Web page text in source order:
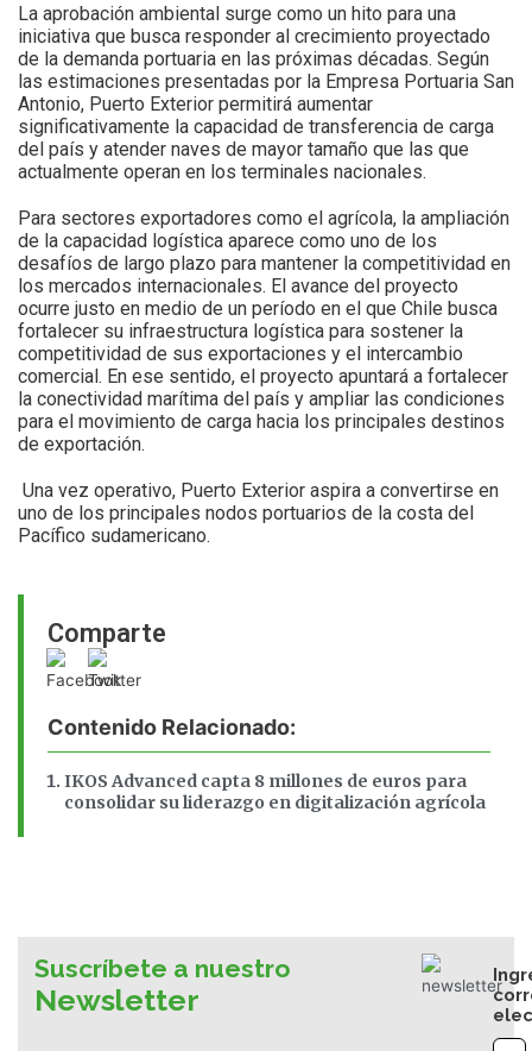
Comparte
Contenido Relacionado:
IKOS Advanced capta 8 millones de euros para
consolidar su liderazgo en digitalización agrícola
La aprobación ambiental surge como un hito para una
iniciativa que busca responder al crecimiento proyectado
de la demanda portuaria en las próximas décadas. Según
las estimaciones presentadas por la Empresa Portuaria San
Antonio, Puerto Exterior permitirá aumentar
significativamente la capacidad de transferencia de carga
del país y atender naves de mayor tamaño que las que
actualmente operan en los terminales nacionales.
Para sectores exportadores como el agrícola, la ampliación
de la capacidad logística aparece como uno de los
desafíos de largo plazo para mantener la competitividad en
los mercados internacionales. El avance del proyecto
ocurre justo en medio de un período en el que Chile busca
fortalecer su infraestructura logística para sostener la
competitividad de sus exportaciones y el intercambio
comercial. En ese sentido, el proyecto apuntará a fortalecer
la conectividad marítima del país y ampliar las condiciones
para el movimiento de carga hacia los principales destinos
de exportación.
Una vez operativo, Puerto Exterior aspira a convertirse en
uno de los principales nodos portuarios de la costa del
Pacífico sudamericano.
Suscríbete a nuestro
Newsletter